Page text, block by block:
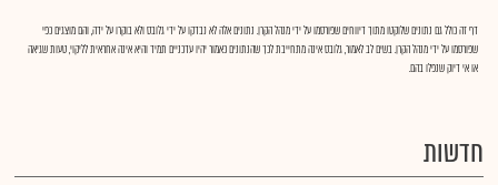
דף זה כולל גם נתונים שלוקטו מתוך דיווחים שפורסמו על ידי מנהל הקרן. נתונים אלה לא נבדקו על ידי גלובס ולא בוקרו על ידה, והם מוצגים כפי
שפורסמו על ידי מנהל הקרן. בשים לב לאמור, גלובס אינה מתחייבת לכך שהנתונים כאמור יהיו עדכניים תמיד והיא אינה אחראית לליקוי, טעות שגיאה
או אי דיוק שנפלו בהם.
חדשות